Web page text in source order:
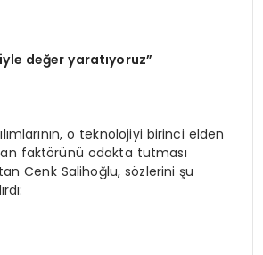
değer yaratıyoruz”
o teknolojiyi birinci elden
faktörünü odakta tutması
Cenk Salihoğlu, sözlerini şu